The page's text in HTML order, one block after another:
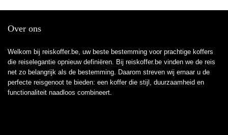
Over ons
Welkom bij reiskoffer.be, uw beste bestemming voor prachtige koffers
die reiselegantie opnieuw definiëren. Bij reiskoffer.be vinden we de reis
net zo belangrijk als de bestemming. Daarom streven wij ernaar u de
perfecte reisgenoot te bieden: een koffer die stijl, duurzaamheid en
functionaliteit naadloos combineert.